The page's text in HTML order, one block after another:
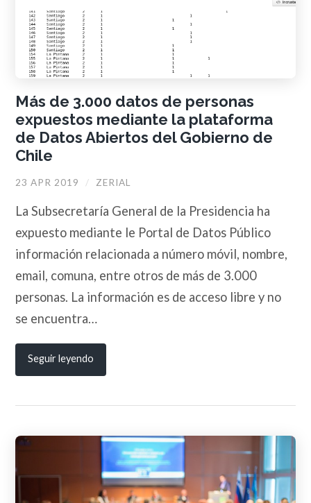
Más de 3.000 datos de personas
expuestos mediante la plataforma
de Datos Abiertos del Gobierno de
Chile
23 APR 2019 / ZERIAL
La Subsecretaría General de la Presidencia ha
expuesto mediante le Portal de Datos Público
información relacionada a número móvil, nombre,
email, comuna, entre otros de más de 3.000
personas. La información es de acceso libre y no
se encuentra…
Seguir leyendo